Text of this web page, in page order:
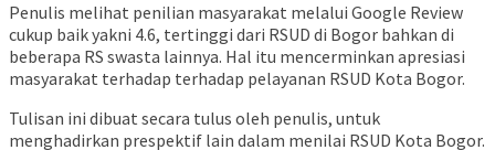
Penulis melihat penilian masyarakat melalui Google Review
cukup baik yakni 4.6, tertinggi dari RSUD di Bogor bahkan di
beberapa RS swasta lainnya. Hal itu mencerminkan apresiasi
masyarakat terhadap terhadap pelayanan RSUD Kota Bogor.
Tulisan ini dibuat secara tulus oleh penulis, untuk
menghadirkan prespektif lain dalam menilai RSUD Kota Bogor.